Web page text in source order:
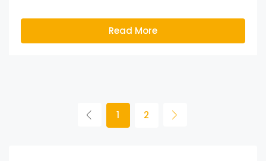
Read More
1 2